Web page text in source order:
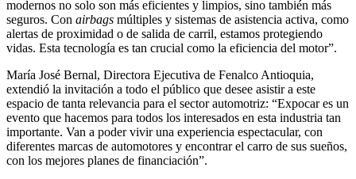
modernos no solo son más eficientes y limpios, sino también más
seguros. Con airbags múltiples y sistemas de asistencia activa, como
alertas de proximidad o de salida de carril, estamos protegiendo
vidas. Esta tecnología es tan crucial como la eficiencia del motor”.
María José Bernal, Directora Ejecutiva de Fenalco Antioquia,
extendió la invitación a todo el público que desee asistir a este
espacio de tanta relevancia para el sector automotriz: “Expocar es un
evento que hacemos para todos los interesados en esta industria tan
importante. Van a poder vivir una experiencia espectacular, con
diferentes marcas de automotores y encontrar el carro de sus sueños,
con los mejores planes de financiación”.